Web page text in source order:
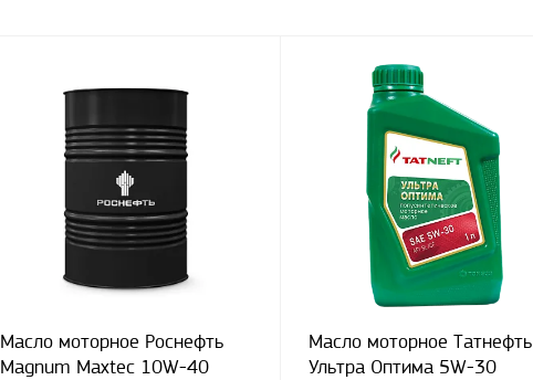
Масло моторное Роснефть
Magnum Maxtec 10W-40
Масло моторное Татнефть
Ультра Оптима 5W-30